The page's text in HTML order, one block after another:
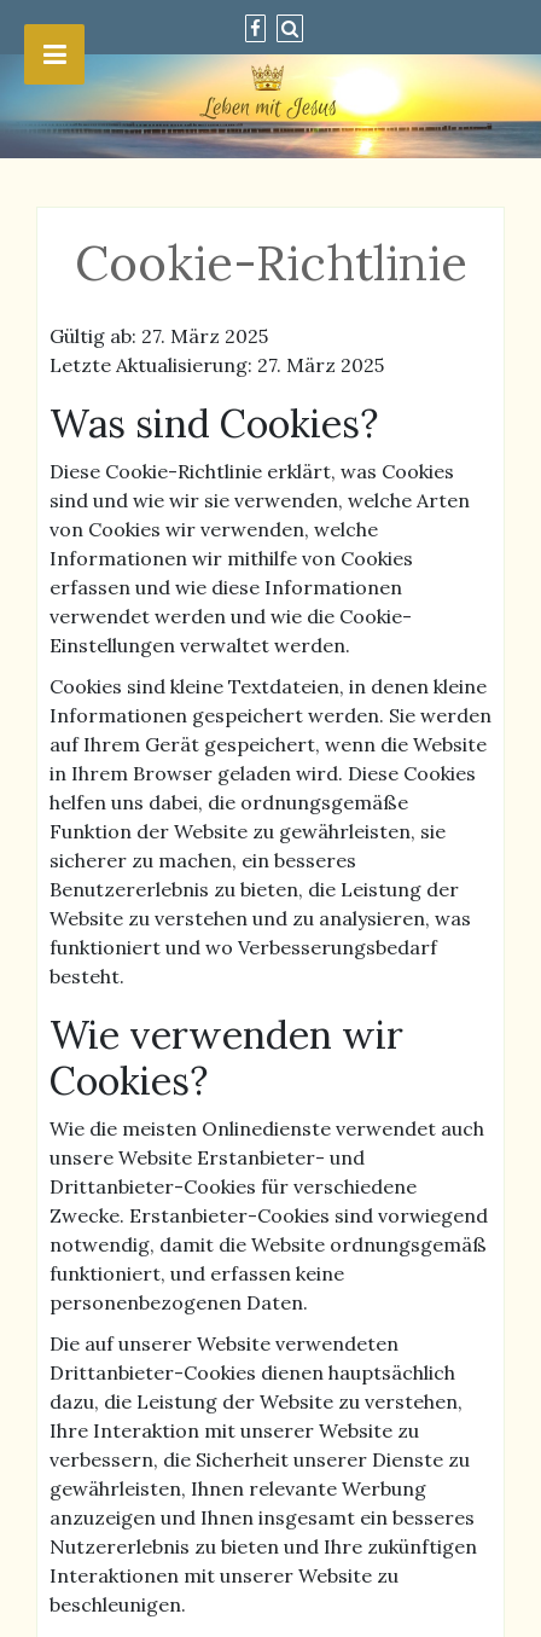
Cookie-Richtlinie
Gültig ab: 27. März 2025
Letzte Aktualisierung: 27. März 2025
Was sind Cookies?
Diese Cookie-Richtlinie erklärt, was Cookies
sind und wie wir sie verwenden, welche Arten
von Cookies wir verwenden, welche
Informationen wir mithilfe von Cookies
erfassen und wie diese Informationen
verwendet werden und wie die Cookie-
Einstellungen verwaltet werden.
Cookies sind kleine Textdateien, in denen kleine
Informationen gespeichert werden. Sie werden
auf Ihrem Gerät gespeichert, wenn die Website
in Ihrem Browser geladen wird. Diese Cookies
helfen uns dabei, die ordnungsgemäße
Funktion der Website zu gewährleisten, sie
sicherer zu machen, ein besseres
Benutzererlebnis zu bieten, die Leistung der
Website zu verstehen und zu analysieren, was
funktioniert und wo Verbesserungsbedarf
besteht.
Wie verwenden wir
Cookies?
Wie die meisten Onlinedienste verwendet auch
unsere Website Erstanbieter- und
Drittanbieter-Cookies für verschiedene
Zwecke. Erstanbieter-Cookies sind vorwiegend
notwendig, damit die Website ordnungsgemäß
funktioniert, und erfassen keine
personenbezogenen Daten.
Die auf unserer Website verwendeten
Drittanbieter-Cookies dienen hauptsächlich
dazu, die Leistung der Website zu verstehen,
Ihre Interaktion mit unserer Website zu
verbessern, die Sicherheit unserer Dienste zu
gewährleisten, Ihnen relevante Werbung
anzuzeigen und Ihnen insgesamt ein besseres
Nutzererlebnis zu bieten und Ihre zukünftigen
Interaktionen mit unserer Website zu
beschleunigen.